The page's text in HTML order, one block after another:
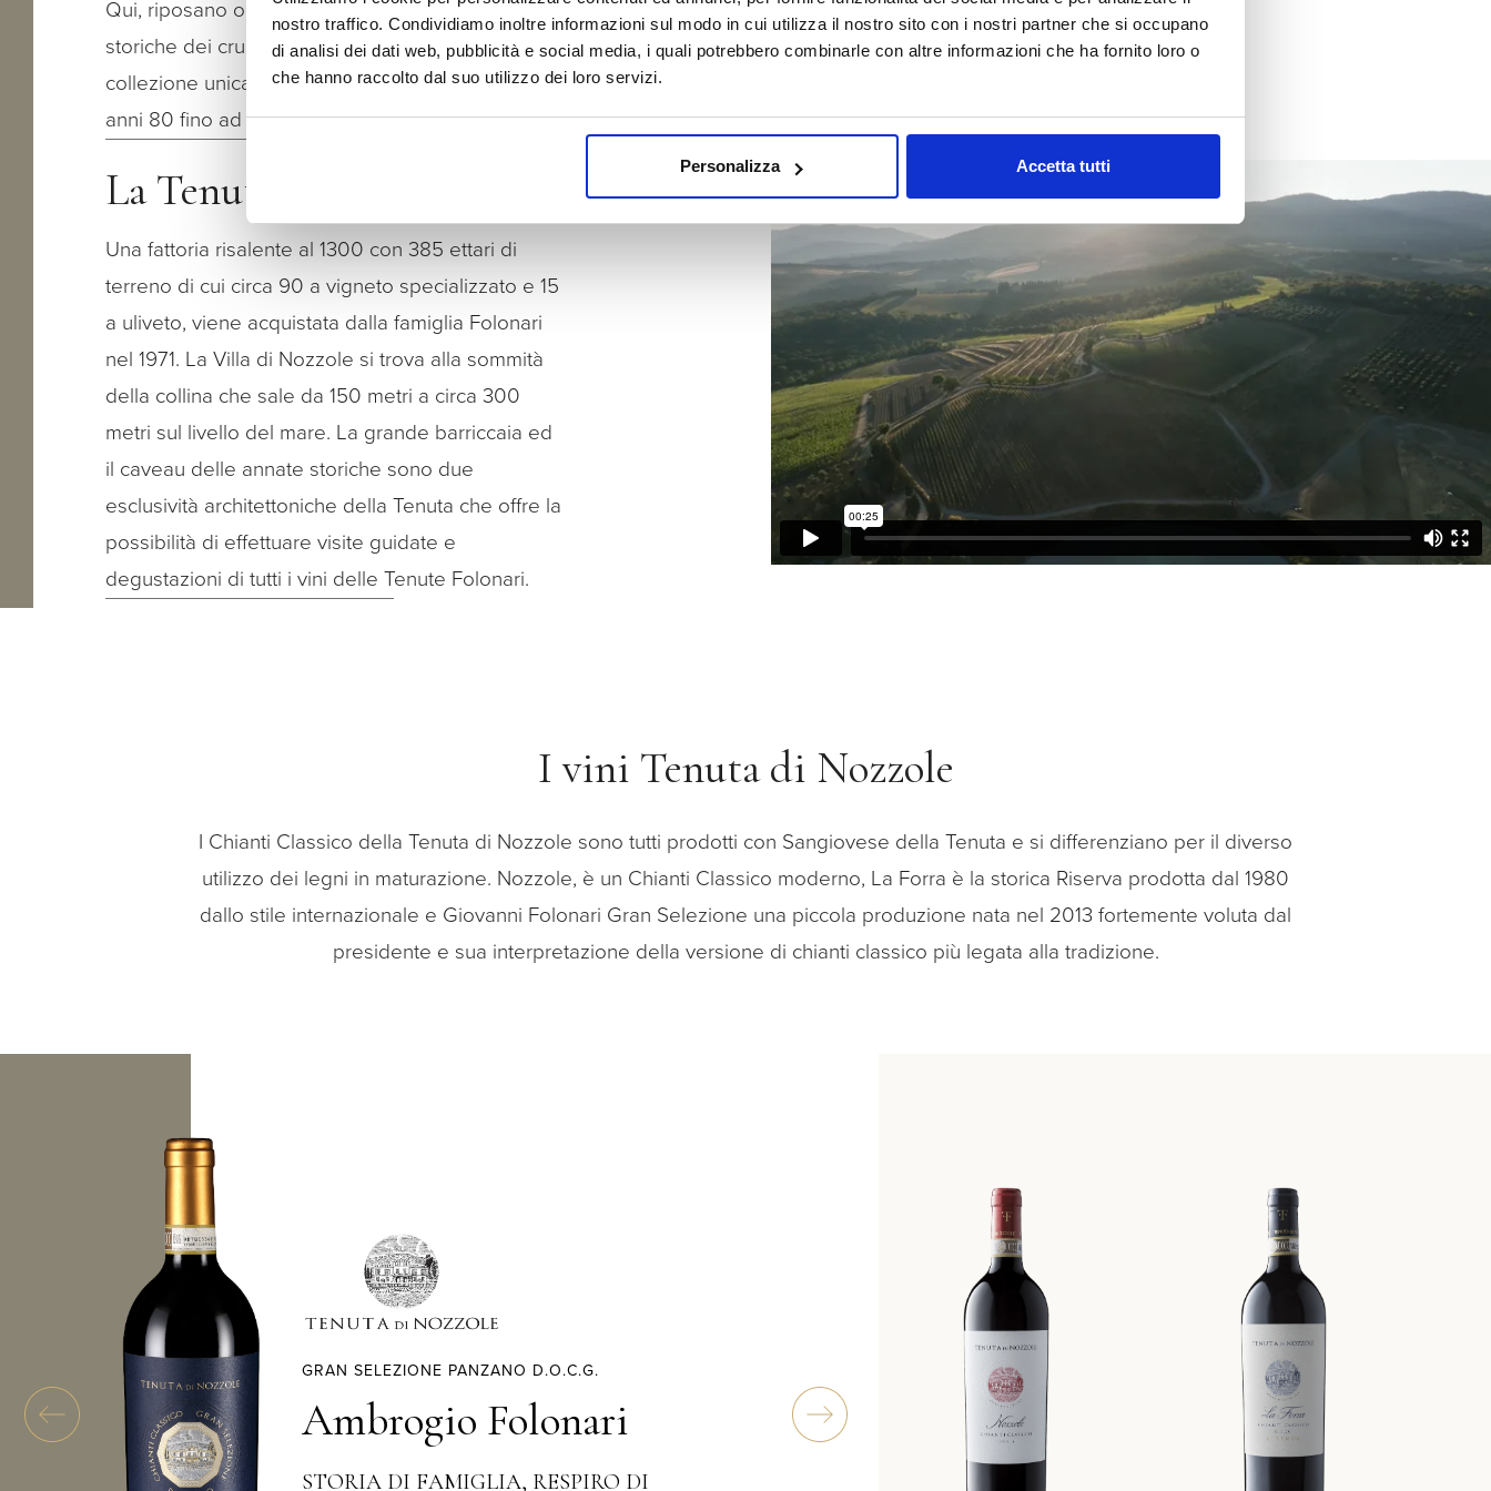
nostro traffico. Condividiamo inoltre informazioni sul modo in cui utilizza il nostro sito con i nostri partner che si occupano
di analisi dei dati web, pubblicità e social media, i quali potrebbero combinarle con altre informazioni che ha fornito loro o
che hanno raccolto dal suo utilizzo dei loro servizi.
Personalizza Accetta tutti
Qui, riposano oltre 25000 bottiglie di annate
storiche dei cru delle tenute Folonari, una
collezione unica in 7 denominazioni toscane dagli
anni 80 fino ad oggi.
La Tenuta
Una fattoria risalente al 1300 con 385 ettari di
terreno di cui circa 90 a vigneto specializzato e 15
a uliveto, viene acquistata dalla famiglia Folonari
nel 1971. La Villa di Nozzole si trova alla sommità
della collina che sale da 150 metri a circa 300
metri sul livello del mare. La grande barriccaia ed
il caveau delle annate storiche sono due
esclusività architettoniche della Tenuta che offre la
possibilità di effettuare visite guidate e
degustazioni di tutti i vini delle Tenute Folonari.
I vini Tenuta di Nozzole
I Chianti Classico della Tenuta di Nozzole sono tutti prodotti con Sangiovese della Tenuta e si differenziano per il diverso
utilizzo dei legni in maturazione. Nozzole, è un Chianti Classico moderno, La Forra è la storica Riserva prodotta dal 1980
dallo stile internazionale e Giovanni Folonari Gran Selezione una piccola produzione nata nel 2013 fortemente voluta dal
presidente e sua interpretazione della versione di chianti classico più legata alla tradizione.
GRAN SELEZIONE PANZANO D.O.C.G.
Ambrogio Folonari
STORIA DI FAMIGLIA, RESPIRO DI
CHIANTI CLASSICO D.O.C.G.
MODERNA ESPRESSIONE DI